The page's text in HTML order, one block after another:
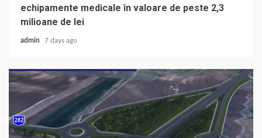
echipamente medicale în valoare de peste 2,3
milioane de lei
admin 7 days ago